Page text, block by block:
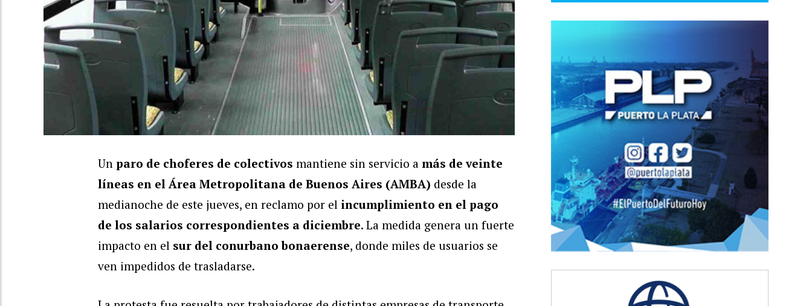
Un paro de choferes de colectivos mantiene sin servicio a más de veinte
líneas en el Área Metropolitana de Buenos Aires (AMBA) desde la
medianoche de este jueves, en reclamo por el incumplimiento en el pago
de los salarios correspondientes a diciembre. La medida genera un fuerte
impacto en el sur del conurbano bonaerense, donde miles de usuarios se
ven impedidos de trasladarse.